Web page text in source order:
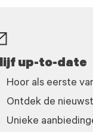
up-to-date
Hoor als eerste
Ontdek de
Unieke